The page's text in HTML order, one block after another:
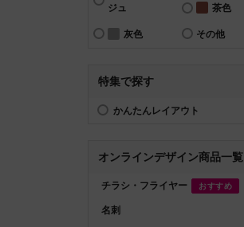
ジュ
茶色
灰色 その他
特集で探す
かんたんレイアウト
オンラインデザイン商品一覧
チラシ・フライヤー おすすめ
名刺